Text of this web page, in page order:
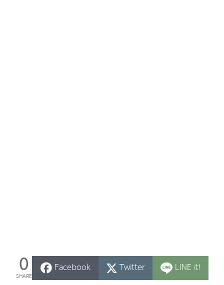
0
SHARE
Facebook Twitter LINE it!